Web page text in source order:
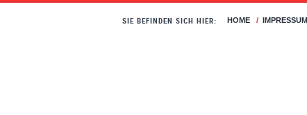
SIE BEFINDEN SICH HIER: HOME / IMPRESSUM